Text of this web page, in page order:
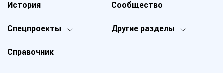
Спецпроекты Другие разделы
История
Справочник
Сообщество